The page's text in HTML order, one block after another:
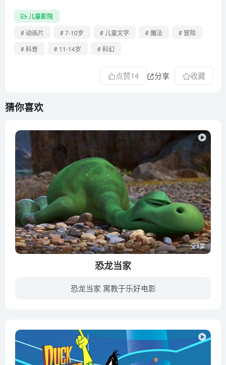
儿童影院
# 动画片
# 7-10岁 # 儿童文学 # 魔法
# 冒险
# 科普
# 11-14岁 # 科幻
点赞14 分享 收藏
猜你喜欢
全1集
恐龙当家
恐龙当家 寓教于乐好电影